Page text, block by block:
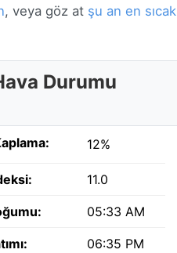
, veya göz at şu an en sıcak
Durumu
12%
11.0
05:33 AM
06:35 PM